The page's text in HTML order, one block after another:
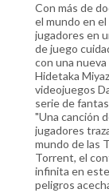
Con más de
el mundo en el
jugadores en
de juego
con una
Hidetaka
videojuegos
serie de
"Una canción
jugadores
mundo de las
Torrent, el
infinita en
peligros